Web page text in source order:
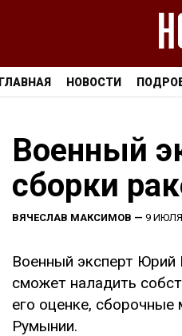
ГЛАВНАЯ НОВОСТИ
Военный
сборки
ВЯЧЕСЛАВ МАКСИМОВ — 9 ИЮЛЯ
Военный эксперт Юрий
сможет наладить
его оценке,
Румынии.